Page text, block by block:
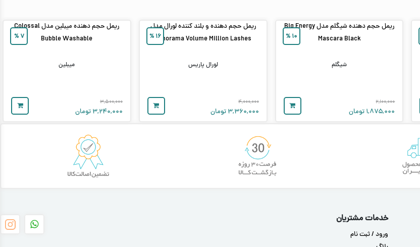
۱۰ %
ریمل حجم‌ دهنده شیگلم مدل Big Energy
Mascara Black
شیگلم
۲,۱۰۰,۰۰۰
۱,۸۷۵,۰۰۰ تومان
۱۶ %
ریمل حجم‌ دهنده و بلند کننده لورال مدل
Panorama Volume Million Lashes
لورال پاریس
۴,۰۰۰,۰۰۰
۳,۳۶۰,۰۰۰ تومان
۷ %
ریمل حجم‌ دهنده میبلین مدل Colossal
Bubble Washable
میبلین
۳,۵۰۰,۰۰۰
۳,۲۴۰,۰۰۰ تومان
خدمات مشتریان
ورود / ثبت نام